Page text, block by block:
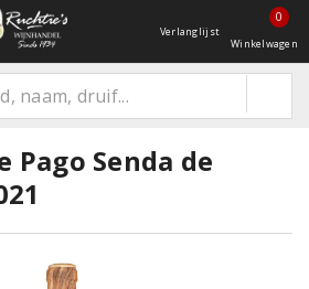
Verlanglijst
0
Winkelwagen
Pago Senda de